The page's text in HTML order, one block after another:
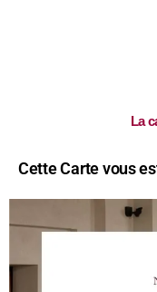
La
Cette Carte vous